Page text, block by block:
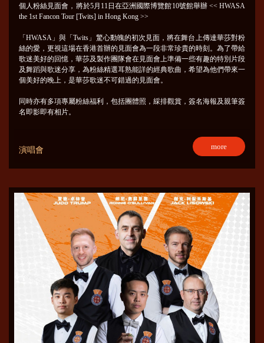
個人粉絲見面會，將於5月11日在亞洲國際博覽館10號館舉辦 << HWASA
the 1st Fancon Tour [Twits] in Hong Kong >>
「HWASA」與「Twits」驚心動魄的初次見面，將在舞台上傳達華莎對粉
絲的愛，更視這場在香港首辦的見面會為一段非常珍貴的時刻。為了帶給
歌迷美好的回憶，華莎及製作團隊會在見面會上準備一些有趣的特別片段
及舞蹈與歌迷分享，為粉絲精選耳熟能詳的經典歌曲，希望為他們帶來一
個美好的晚上，是華莎歌迷不可錯過的見面會。
同時亦有多項專屬粉絲福利，包括團體照，綵排觀賞，簽名海報及親筆簽
名即影即有相片。
演唱會 more